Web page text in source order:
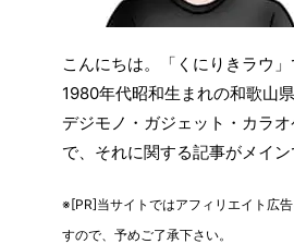
こんにちは。「くにりきラウ」
1980年代昭和生まれの和歌山県
デジモノ・ガジェット・カラオ
で、それに関する記事がメイン
※[PR]当サイトではアフィリエイト広
すので、予めご了承下さい。